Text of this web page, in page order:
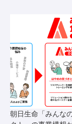
朝日生命「みんな